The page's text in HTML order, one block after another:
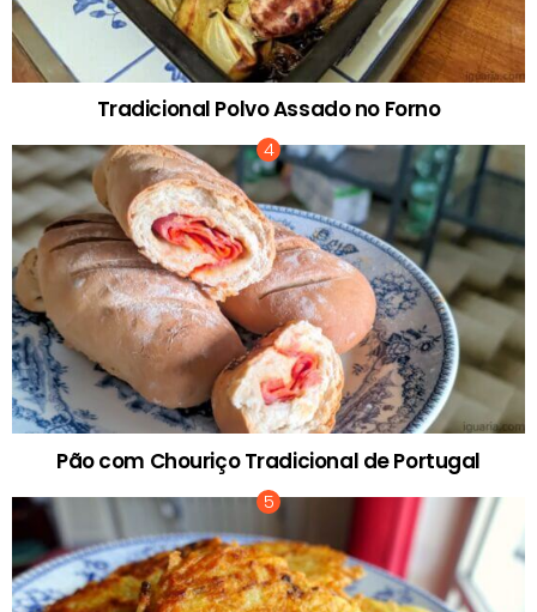
Tradicional Polvo Assado no Forno
Pão com Chouriço Tradicional de Portugal